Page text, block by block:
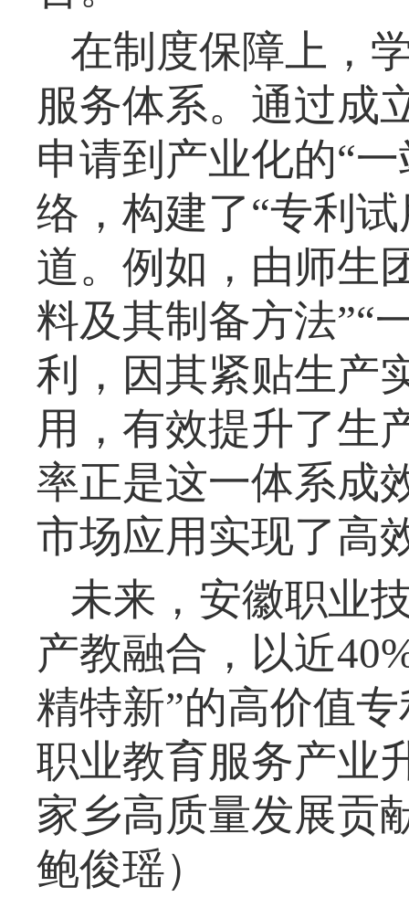
在制度保障上，
服务体系。通过成
申请到产业化的“
络，构建了“专利
道。例如，由师生
料及其制备方法”“
利，因其紧贴生产
用，有效提升了生
率正是这一体系成
市场应用实现了高
未来，安徽职业
产教融合，以近
精特新”的高价值
职业教育服务产业
家乡高质量发展贡
鲍俊瑶）